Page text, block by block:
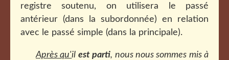
registre soutenu, on utilisera le passé
antérieur (dans la subordonnée) en relation
avec le passé simple (dans la principale).
Après qu'il est parti, nous nous sommes mis à